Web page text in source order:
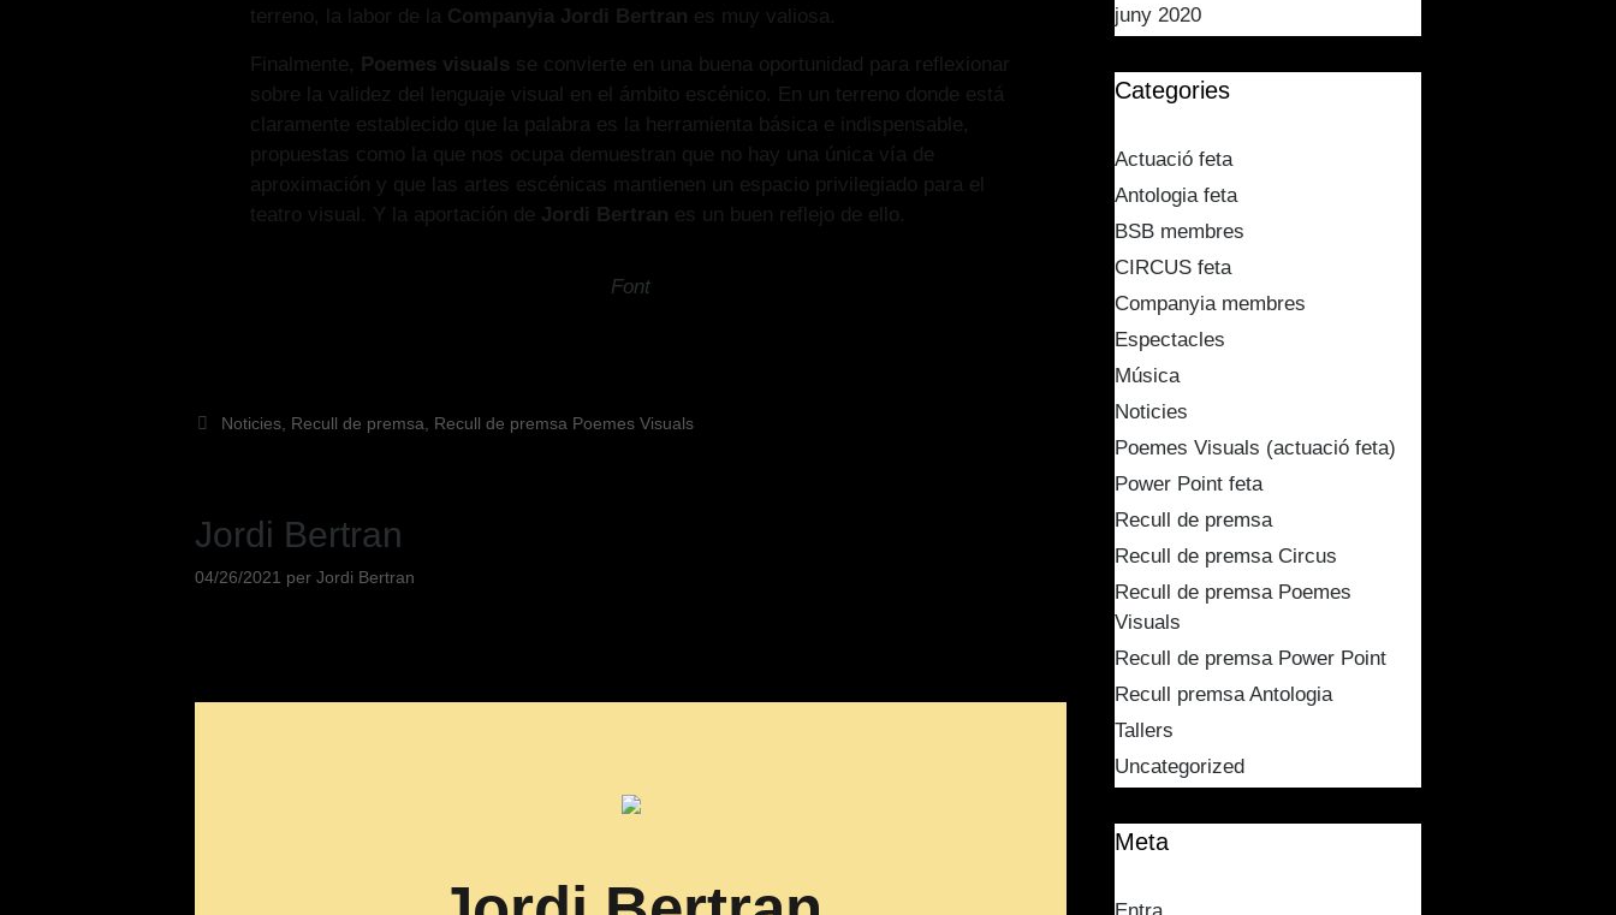
terreno, la labor de la Companyia Jordi Bertran es muy valiosa.
Finalmente, Poemes visuals se convierte en una buena oportunidad para reflexionar
sobre la validez del lenguaje visual en el ámbito escénico. En un terreno donde está
claramente establecido que la palabra es la herramienta básica e indispensable,
propuestas como la que nos ocupa demuestran que no hay una única vía de
aproximación y que las artes escénicas mantienen un espacio privilegiado para el
teatro visual. Y la aportación de Jordi Bertran es un buen reflejo de ello.
Font
Noticies, Recull de premsa Recull de premsa Poemes Visuals
Jordi Bertran
04/26/2021 per Jordi Bertran
juny 2020
Categories
Actuació feta
Antologia feta
BSB membres
CIRCUS feta
Companyia membres
Espectacles
Música
Noticies
Poemes Visuals (actuació feta)
Power Point feta
Recull de premsa
Recull de premsa Circus
Recull de premsa Poemes
Visuals
Recull de premsa Power Point
Recull premsa Antologia
Tallers
Uncategorized
Meta